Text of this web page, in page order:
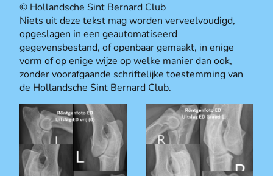
© Hollandsche Sint Bernard Club
Niets uit deze tekst mag worden verveelvoudigd,
opgeslagen in een geautomatiseerd
gegevensbestand, of openbaar gemaakt, in enige
vorm of op enige wijze op welke manier dan ook,
zonder voorafgaande schriftelijke toestemming van
de Hollandsche Sint Bernard Club.